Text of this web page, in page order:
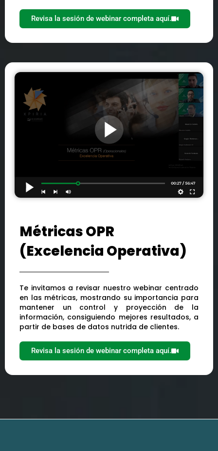
Revisa la sesión de webinar completa aquí.
Métricas OPR
(Excelencia Operativa)
Te invitamos a revisar nuestro webinar centrado
en las métricas, mostrando su importancia para
mantener un control y proyección de la
información, consiguiendo mejores resultados, a
partir de bases de datos nutrida de clientes.
Revisa la sesión de webinar completa aquí.